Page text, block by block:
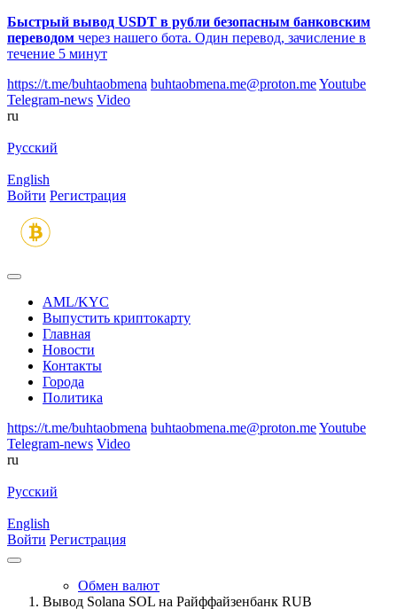
Быстрый вывод USDT в рубли безопасным банковским
переводом через нашего бота. Один перевод, зачисление в
течение 5 минут
https://t.me/buhtaobmena buhtaobmena.me@proton.meYoutube
Telegram-news Video
ru
Русский
English
Войти Регистрация
AML/KYC
Выпустить криптокарту
Главная
Новости
Контакты
Города
Политика
https://t.me/buhtaobmena buhtaobmena.me@proton.meYoutube
Telegram-news Video
ru
Русский
English
Войти Регистрация
Обмен валют
Вывод Solana SOL на Райффайзенбанк RUB